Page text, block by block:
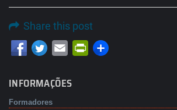
Share this post
Email PrintFriendly
INFORMAÇÕES
Formadores